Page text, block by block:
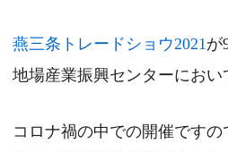
燕三条トレードショウ2021 が
地場産業振興センターにおい
コロナ禍の中での開催です